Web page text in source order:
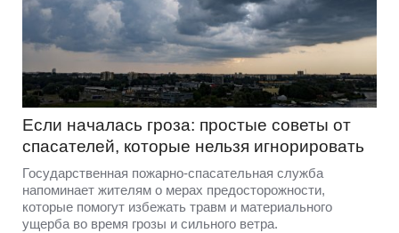
Если началась гроза: простые советы от
спасателей, которые нельзя игнорировать
Государственная пожарно-спасательная служба
напоминает жителям о мерах предосторожности,
которые помогут избежать травм и материального
ущерба во время грозы и сильного ветра.